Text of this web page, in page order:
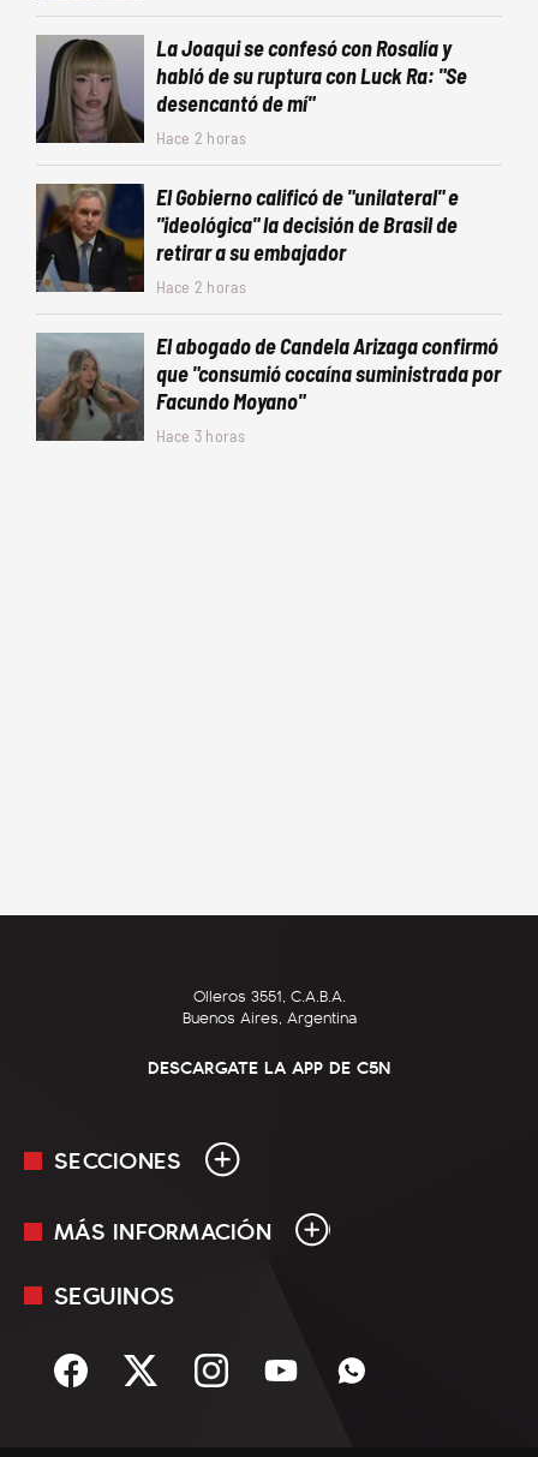
La Joaqui se confesó con Rosalía y
habló de su ruptura con Luck Ra: "Se
desencantó de mí"
Hace 2 horas
El Gobierno calificó de "unilateral" e
"ideológica" la decisión de Brasil de
retirar a su embajador
Hace 2 horas
El abogado de Candela Arizaga confirmó
que "consumió cocaína suministrada por
Facundo Moyano"
Hace 3 horas
Olleros 3551, C.A.B.A.
Buenos Aires, Argentina
DESCARGATE LA APP DE C5N
SECCIONES
En Vivo
Sociedad
MÁS INFORMACIÓN
Mediakit
Términos y condiciones
SEGUINOS